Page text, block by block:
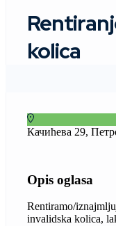
kolica
Качићева 29,
Opis oglasa
Rentiramo/
invalidska kolica,